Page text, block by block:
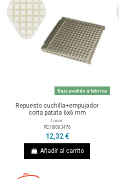
Bajo pedido a fábrica
Repuesto cuchilla+empujador
corta patata 6x6 mm
Lacor
RCH0003476
12,32 €
Añadir al carrito